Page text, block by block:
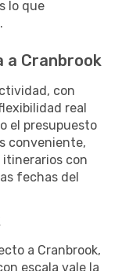
lo que
a Cranbrook
con
real
el presupuesto
conveniente,
con
fechas del
a Cranbrook,
escala vale la